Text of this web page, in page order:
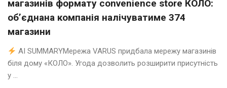
магазинів формату convenience store КОЛО:
об’єднана компанія налічуватиме 374
магазини
AI SUMMARYМережа VARUS придбала мережу магазинів
біля дому «КОЛО». Угода дозволить розширити присутність
у ...